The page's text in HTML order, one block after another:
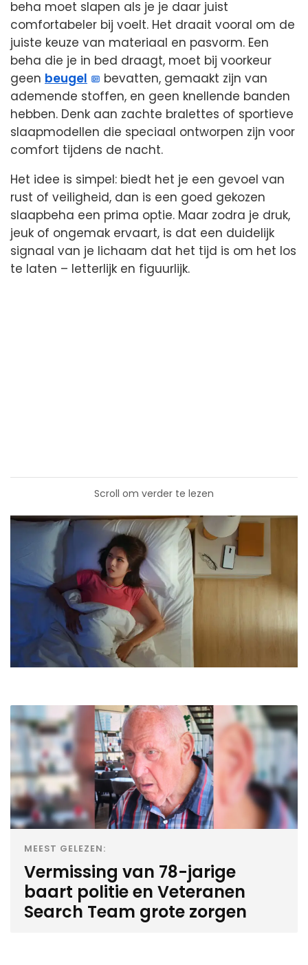
beha moet slapen als je je daar juist
comfortabeler bij voelt. Het draait vooral om de
juiste keuze van materiaal en pasvorm. Een
beha die je in bed draagt, moet bij voorkeur
geen beugel
bevatten, gemaakt zijn van
ademende stoffen, en geen knellende banden
hebben. Denk aan zachte bralettes of sportieve
slaapmodellen die speciaal ontworpen zijn voor
comfort tijdens de nacht.
Het idee is simpel: biedt het je een gevoel van
rust of veiligheid, dan is een goed gekozen
slaapbeha een prima optie. Maar zodra je druk,
jeuk of ongemak ervaart, is dat een duidelijk
signaal van je lichaam dat het tijd is om het los
te laten – letterlijk en figuurlijk.
Scroll om verder te lezen
MEEST GELEZEN:
Vermissing van 78-jarige
baart politie en Veteranen
Search Team grote zorgen